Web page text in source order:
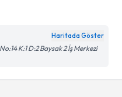
Haritada Göster
K:1 D:2 Baysak 2 İş Merkezi